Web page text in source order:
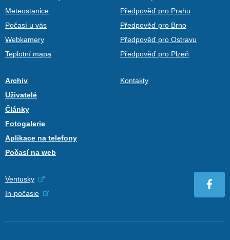
Meteostanice
Počasí u vás
Webkamery
Teplotní mapa
Předpověď pro Prahu
Předpověď pro Brno
Předpověď pro Ostravu
Předpověď pro Plzeň
Archiv
Uživatelé
Články
Fotogalerie
Aplikace na telefony
Počasí na web
Kontakty
Ventusky
In-počasie